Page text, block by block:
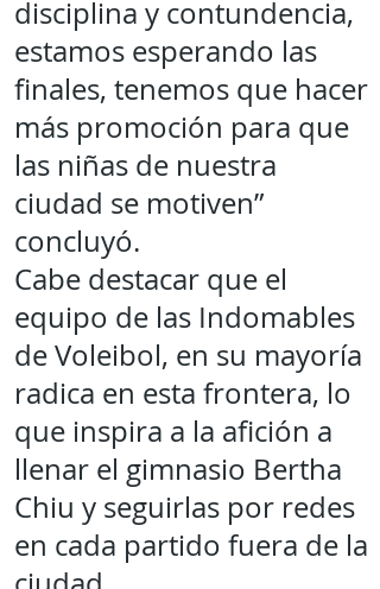
disciplina y contundencia,
estamos esperando las
finales, tenemos que hacer
más promoción para que
las niñas de nuestra
ciudad se motiven”
concluyó.
Cabe destacar que el
equipo de las Indomables
de Voleibol, en su mayoría
radica en esta frontera, lo
que inspira a la afición a
llenar el gimnasio Bertha
Chiu y seguirlas por redes
en cada partido fuera de la